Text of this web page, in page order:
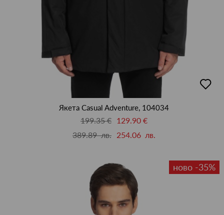
в
Якета Casual Adventure, 104034
199.35 € 129.90 €
389.89 лв. 254.06 лв.
ново -35%